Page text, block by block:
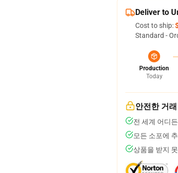
Deliver to
Cost to ship:
Standard -
Production
Today
안전한 거래
전 세계 어디
모든 소포에
상품을 받지